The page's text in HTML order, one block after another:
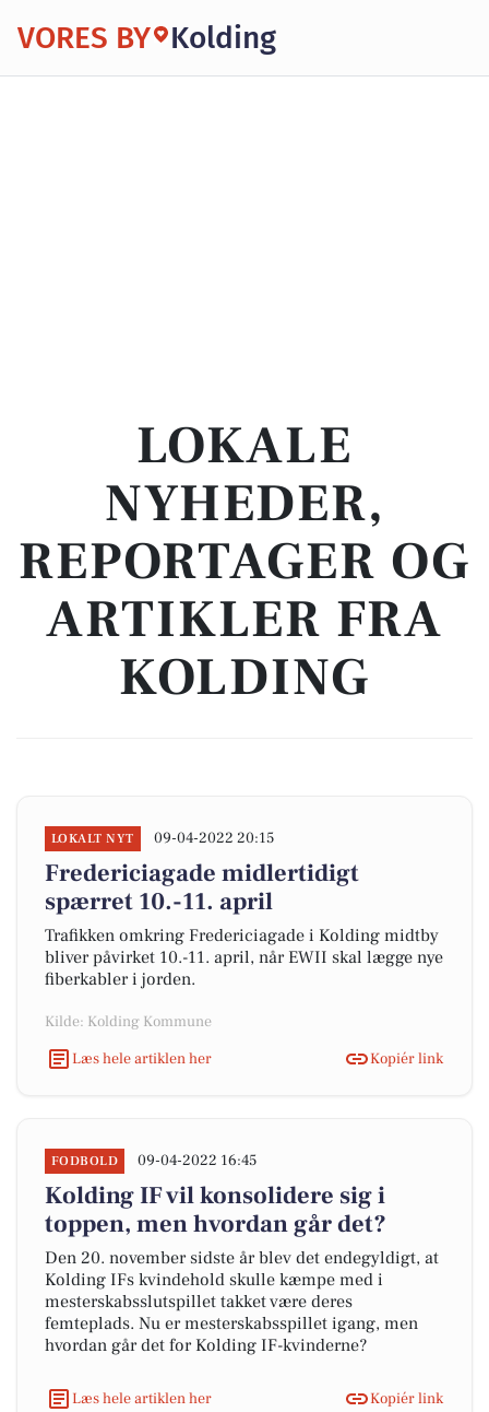
VORES BY Kolding
LOKALE
NYHEDER,
REPORTAGER OG
ARTIKLER FRA
KOLDING
LOKALT NYT 09-04-2022 20:15
Fredericiagade midlertidigt
spærret 10.-11. april
Trafikken omkring Fredericiagade i Kolding midtby
bliver påvirket 10.-11. april, når EWII skal lægge nye
fiberkabler i jorden.
Kilde: Kolding Kommune
Læs hele artiklen her
Kopiér link
FODBOLD 09-04-2022 16:45
Kolding IF vil konsolidere sig i
toppen, men hvordan går det?
Den 20. november sidste år blev det endegyldigt, at
Kolding IFs kvindehold skulle kæmpe med i
mesterskabsslutspillet takket være deres
femteplads. Nu er mesterskabsspillet igang, men
hvordan går det for Kolding IF-kvinderne?
Læs hele artiklen her Kopiér link